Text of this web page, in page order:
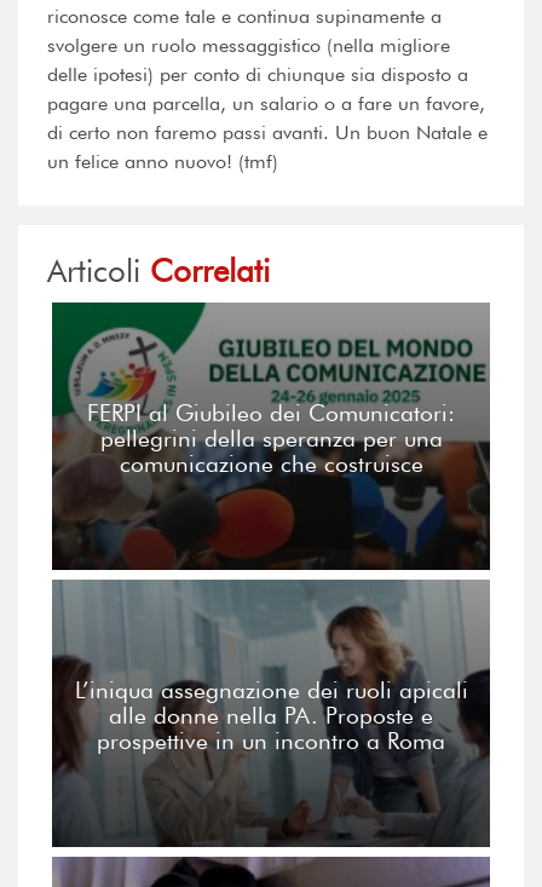
riconosce come tale e continua supinamente a
svolgere un ruolo messaggistico (nella migliore
delle ipotesi) per conto di chiunque sia disposto a
pagare una parcella, un salario o a fare un favore,
di certo non faremo passi avanti. Un buon Natale e
un felice anno nuovo! (tmf)
Articoli Correlati
FERPI al Giubileo dei Comunicatori:
pellegrini della speranza per una
comunicazione che costruisce
L’iniqua assegnazione dei ruoli apicali
alle donne nella PA. Proposte e
prospettive in un incontro a Roma